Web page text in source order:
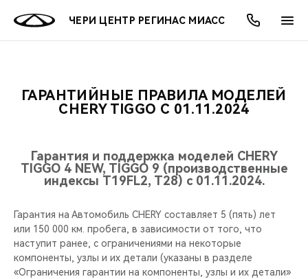
ЧЕРИ ЦЕНТР РЕГИНАС МИАСС
МОДЕЛИ
КРОССОВЕРЫ
СЕДАНЫ
НОВИНКИ
ПОКУПАТЕЛЯМ
КРЕДИТ И СТРАХОВАНИЕ
ВЛАДЕЛЬЦАМ
ЗАПЧАСТИ И АКСЕССУАРЫ
МИР CHERY
О БРЕНДЕ
БЛАГОТВОРИТЕЛЬНОСТЬ
АКЦИИ
ОНЛАЙН СЕРВИСЫ
КРЕДИТ
О КОМПАНИИ
МЫ В СОЦСЕТЯХ
ГАРАНТИЙНЫЕ ПРАВИЛА МОДЕЛЕЙ
CHERY TIGGO С 01.11.2024
Гарантия и поддержка моделей CHERY
TIGGO 4 NEW, TIGGO 9 (производственные
индексы T19FL2, T28) с 01.11.2024.
Гарантия на Автомобиль CHERY составляет 5 (пять) лет
или 150 000 км. пробега, в зависимости от того, что
наступит ранее, с ограничениями на некоторые
компоненты, узлы и их детали (указаны в разделе
«Ограничения гарантии на компоненты, узлы и их детали»